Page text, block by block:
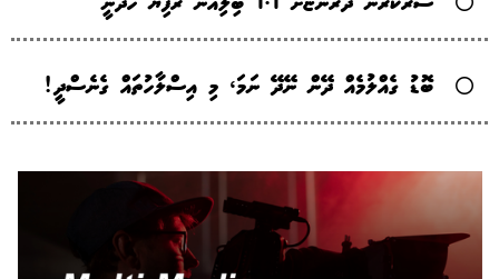
ބޮޑު ގެއްލުމެއް ދޭން ނޭދޭ ނަމަ، މި އިސްލާހުތައް ގެނެސްދީ!